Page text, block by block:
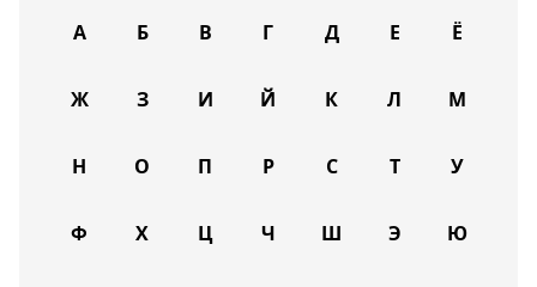
А Б В Г Д Е Ё
Ж З И Й К Л М
Н О П Р С Т У
Ф Х Ц Ч Ш Э Ю